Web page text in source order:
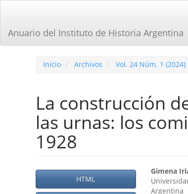
principal
Barra
Anuario del Instituto de Historia Argentina
Inicio Archivos Vol. 24 Núm. 1 (2024)
La construcción
las urnas: los
1928
Barra HTML
Gimena
Argentina